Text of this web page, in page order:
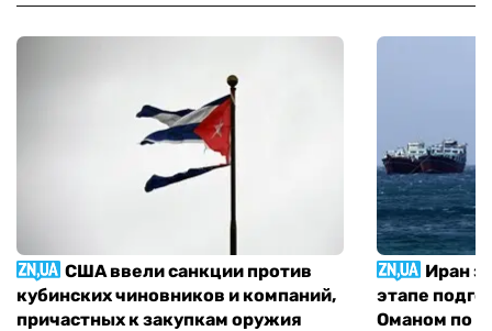
США ввели санкции против
кубинских чиновников и компаний,
причастных к закупкам оружия
Иран
этапе
Оманом по